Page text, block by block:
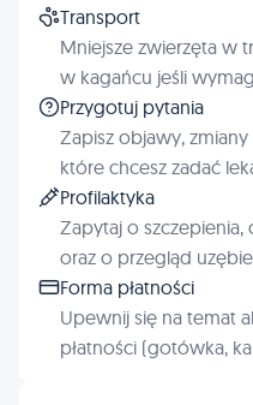
Transport
Mniejsze zwierzęta w
w kagańcu jeśli
Przygotuj pytania
Zapisz objawy,
które chcesz zadać
Profilaktyka
Zapytaj o
oraz o przegląd
Forma płatności
Upewnij się na temat
płatności (gotówka,